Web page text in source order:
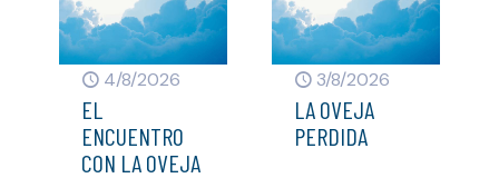
4/8/2026
EL
ENCUENTRO
CON LA OVEJA
3/8/2026
LA OVEJA
PERDIDA